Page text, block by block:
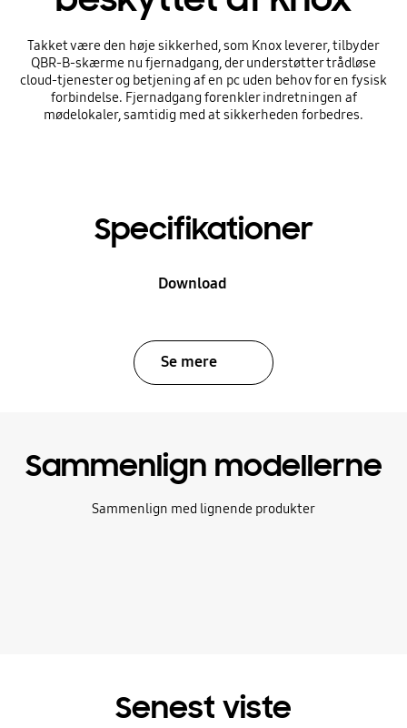
Takket være den høje sikkerhed, som Knox leverer, tilbyder
QBR-B-skærme nu fjernadgang, der understøtter trådløse
cloud-tjenester og betjening af en pc uden behov for en fysisk
forbindelse. Fjernadgang forenkler indretningen af
mødelokaler, samtidig med at sikkerheden forbedres.
Specifikationer
Download
Se mere
Sammenlign modellerne
Sammenlign med lignende produkter
Senest viste